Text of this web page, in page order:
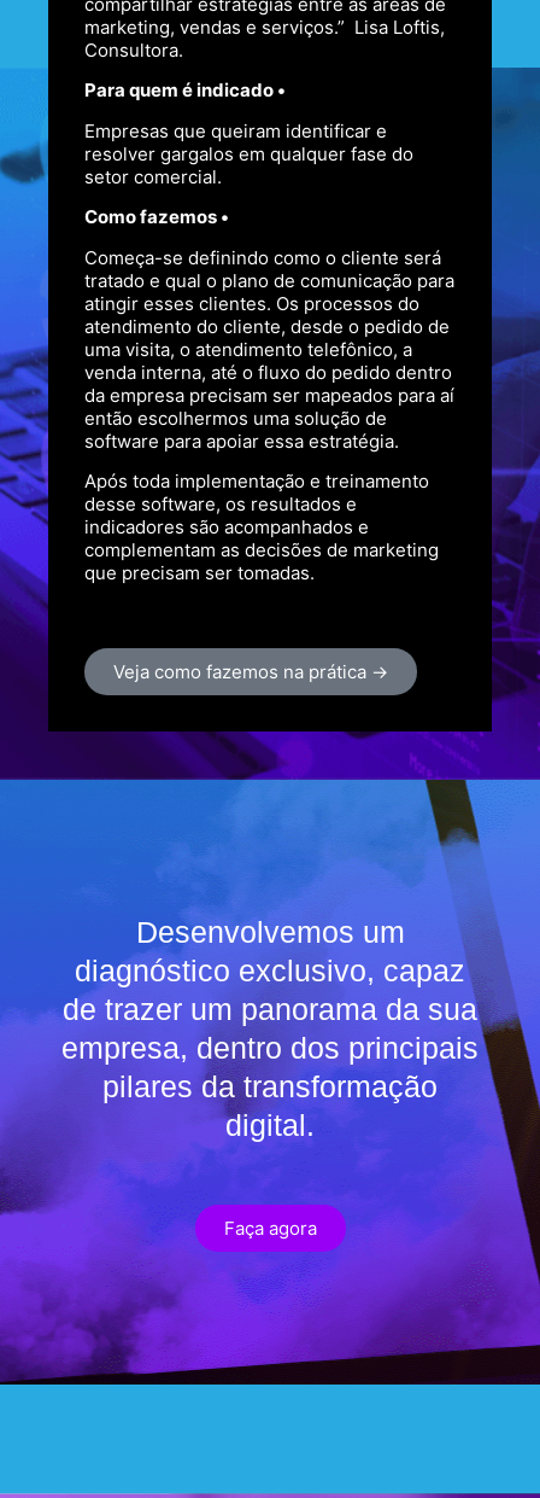
marketing, vendas e serviços.” Lisa Loftis,
Consultora.
Para quem é indicado •
Empresas que queiram identificar e
resolver gargalos em qualquer fase do
setor comercial.
Como fazemos •
Começa-se definindo como o cliente será
tratado e qual o plano de comunicação para
atingir esses clientes. Os processos do
atendimento do cliente, desde o pedido de
uma visita, o atendimento telefônico, a
venda interna, até o fluxo do pedido dentro
da empresa precisam ser mapeados para aí
então escolhermos uma solução de
software para apoiar essa estratégia.
Após toda implementação e treinamento
desse software, os resultados e
indicadores são acompanhados e
complementam as decisões de marketing
que precisam ser tomadas.
Veja como fazemos na prática →
Desenvolvemos um
diagnóstico exclusivo, capaz
de trazer um panorama da sua
empresa, dentro dos principais
pilares da transformação
digital.
Faça agora